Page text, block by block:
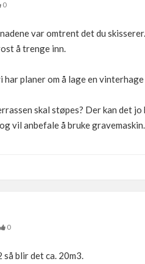
0
var omtrent det du
å trenge inn.
planer om å lage en vinterhage
skal støpes? Der kan det
vil anbefale å bruke
0
blir det ca. 20m3.